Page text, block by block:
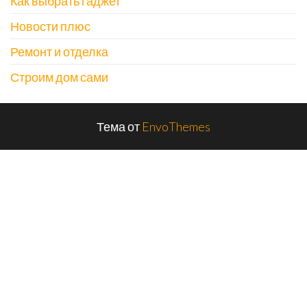
Новости плюс
Ремонт и отделка
Строим дом сами
Тема от EnvoThemes